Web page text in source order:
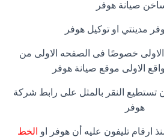
صيانة هوفر
مدينتي او توكيل هوفر
خصوصًا فى الصفحه الاولى من
الاولى موقع صيانة هوفر
تستطيع النقر بالمثل على رابط شركة
هوفر
ارقام تليفون عليه أن هوفر او الخط